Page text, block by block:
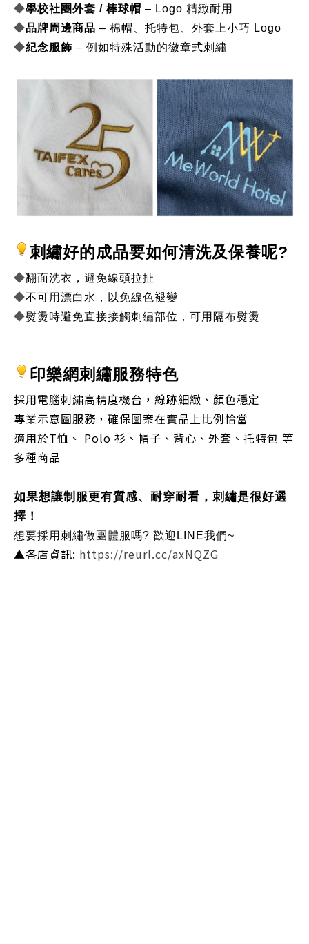
◆學校社團外套 / 棒球帽 – Logo 精緻耐用
◆品牌周邊商品 – 棉帽、托特包、外套上小巧 Logo
◆紀念服飾 – 例如特殊活動的徽章式刺繡
刺繡好的成品要如何清洗及保養呢?
◆翻面洗衣，避免線頭拉扯
◆不可用漂白水，以免線色褪變
◆熨燙時避免直接接觸刺繡部位，可用隔布熨燙
印樂網刺繡服務特色
採用電腦刺繡高精度機台，線跡細緻、顏色穩定
專業示意圖服務，確保圖案在實品上比例恰當
適用於T恤、 Polo 衫、帽子、背心、外套、托特包 等
多種商品
如果想讓制服更有質感、耐穿耐看，刺繡是很好選
擇！
想要採用刺繡做團體服嗎? 歡迎LINE我們~
▲各店資訊: https://reurl.cc/axNQZG